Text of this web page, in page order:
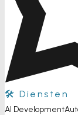
🛠️ Diensten
AI Development